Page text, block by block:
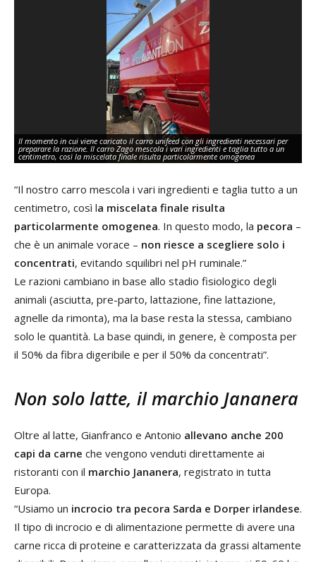
Il momento in cui viene caricato il carro unifeed con gli ingredienti necessari per
preparare la razione. Il carro Zago mescola i vari ingredienti e taglia tutto a un
centimetro, così la miscelata finale risulta particolarmente omogenea
“Il nostro carro mescola i vari ingredienti e taglia tutto a un
centimetro, così la miscelata finale risulta
particolarmente omogenea. In questo modo, la pecora –
che è un animale vorace – non riesce a scegliere solo i
concentrati, evitando squilibri nel pH ruminale.”
Le razioni cambiano in base allo stadio fisiologico degli
animali (asciutta, pre-parto, lattazione, fine lattazione,
agnelle da rimonta), ma la base resta la stessa, cambiano
solo le quantità. La base quindi, in genere, è composta per
il 50% da fibra digeribile e per il 50% da concentrati”.
Non solo latte, il marchio Jananera
Oltre al latte, Gianfranco e Antonio allevano anche 200
capi da carne che vengono venduti direttamente ai
ristoranti con il marchio Jananera, registrato in tutta
Europa.
“Usiamo un incrocio tra pecora Sarda e Dorper irlandese.
Il tipo di incrocio e di alimentazione permette di avere una
carne ricca di proteine e caratterizzata da grassi altamente